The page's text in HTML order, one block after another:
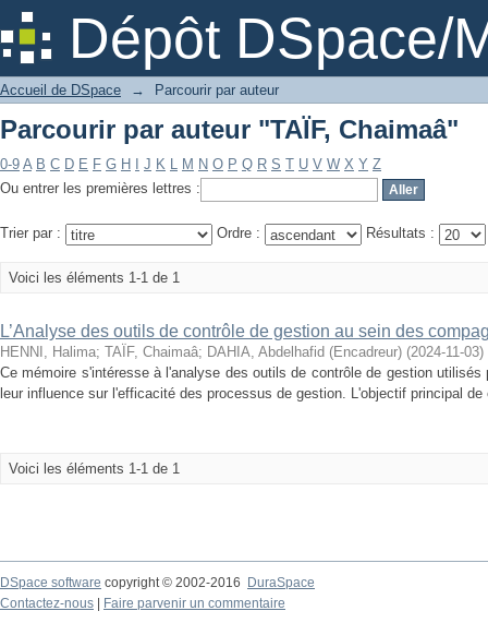
Dépôt DSpace/
Parcourir par auteur "TAÏF, Chaimaâ"
Accueil de DSpace → Parcourir par auteur
Parcourir par auteur "TAÏF, Chaimaâ"
0-9 A B C D E F G H J K L M N O P Q R S T U V W X Y Z
Ou entrer les premières lettres :
Trier par : Ordre : Résultats :
Voici les éléments 1-1 de 1
L’Analyse des outils de contrôle de gestion au sein des
HENNI, Halima; TAÏF, Chaimaâ; DAHIA, Abdelhafid (Encadreur) (2024-11-03)
Ce mémoire s'intéresse à l'analyse des outils de contrôle de gestion
leur influence sur l'efficacité des processus de gestion. L'objectif principal
Voici les éléments 1-1 de 1
DSpace software copyright © 2002-2016
DuraSpace
Contactez-nous
Faire parvenir un commentaire